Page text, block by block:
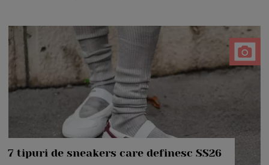
7 tipuri de sneakers care definesc SS26